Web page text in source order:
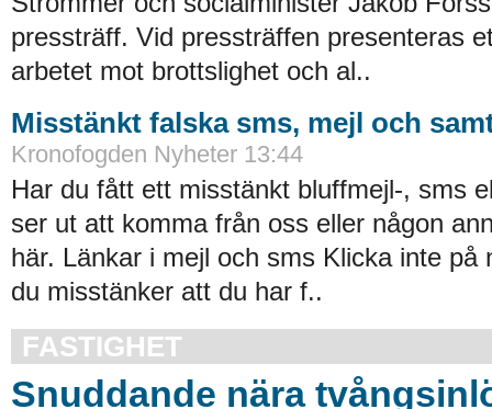
pressträff. Vid pressträffen presenteras
arbetet mot brottslighet och al..
Misstänkt falska sms, mejl och
Kronofogden Nyheter 13:44
Har du fått ett misstänkt bluffmejl-, sms
ser ut att komma från oss eller någon
här. Länkar i mejl och sms Klicka inte på
du misstänker att du har f..
FASTIGHET
Snuddande nära